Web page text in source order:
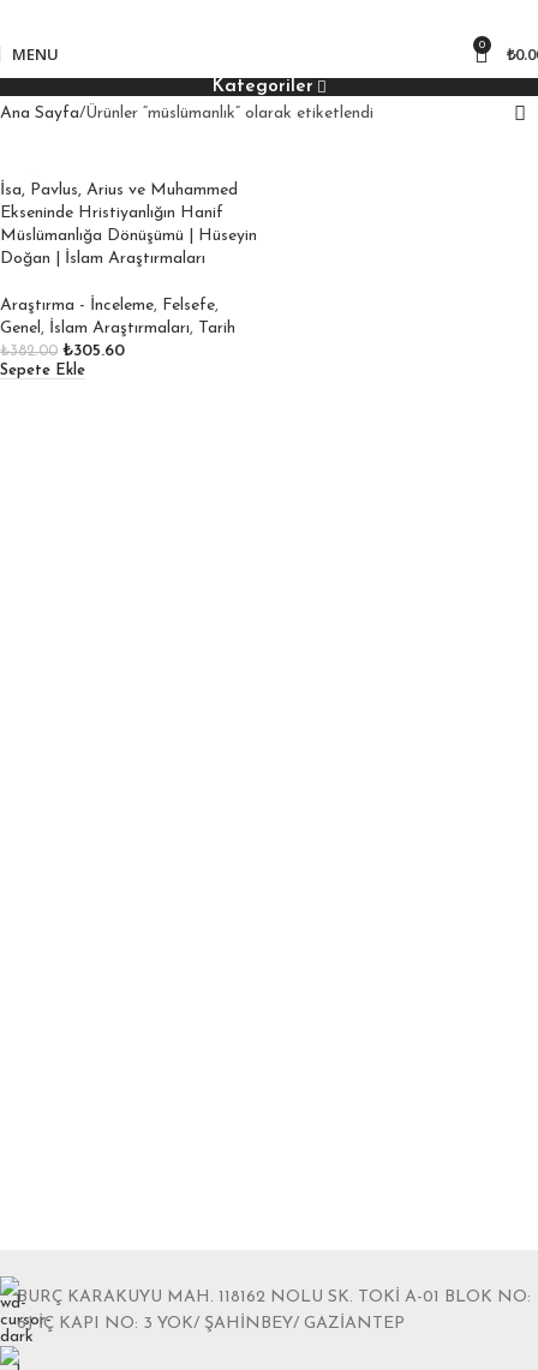
MENU 0 ₺
Kategoriler
Ana Sayfa Ürünler “müslümanlık” olarak etiketlendi
İsa, Pavlus, Arius ve Muhammed
Ekseninde Hristiyanlığın Hanif
Müslümanlığa Dönüşümü | Hüseyin
Doğan | İslam Araştırmaları
Araştırma - İnceleme, Felsefe,
Genel, İslam Araştırmaları, Tarih
₺382.00 ₺305.60
Sepete Ekle
BURÇ KARAKUYU MAH. 118162 NOLU SK. TOKİ A-01 BLOK NO:
6J İÇ KAPI NO: 3 YOK/ ŞAHİNBEY/ GAZİANTEP